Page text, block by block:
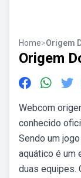
Home>Origem
Origem
Webcom
conhecido
Sendo um
aquático é um
duas equipes.